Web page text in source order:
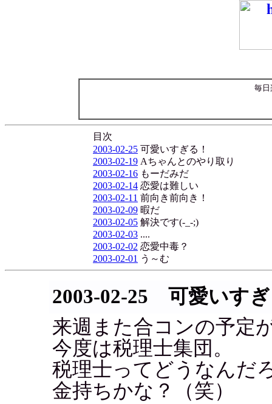
毎日
目次
2003-02-25 可愛いすぎる！
2003-02-19 Aちゃんとのやり取り
2003-02-16 もーだみだ
2003-02-14 恋愛は難しい
2003-02-11 前向き前向き！
2003-02-09 暇だ
2003-02-05 解決です(-_-;)
2003-02-03 ....
2003-02-02 恋愛中毒？
2003-02-01 う～む
2003-02-25 可愛いす
来週また合コンの予定
今度は税理士集団。
税理士ってどうなんだ
金持ちかな？（笑）